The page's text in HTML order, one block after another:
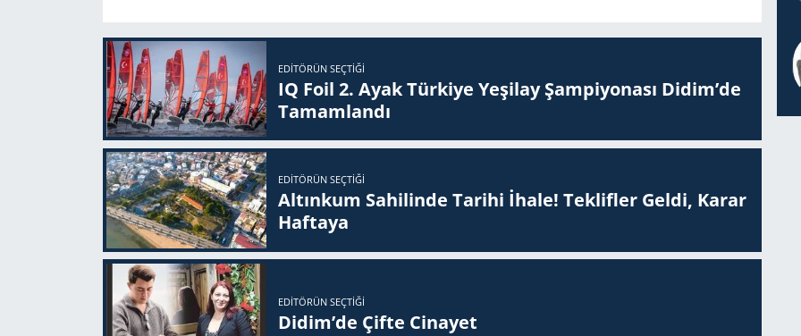
EDITÖRÜN SEÇTIĞI
IQ Foil 2. Ayak Tür­ki­ye Ye­şi­lay Şam­pi­yo­na­sı Didim’de
Ta­mam­lan­dı
EDITÖRÜN SEÇTIĞI
Altınkum Sahilinde Tarihi İhale! Teklifler Geldi, Karar
Haftaya
EDITÖRÜN SEÇTIĞI
Didim’de Çifte Ci­na­yet